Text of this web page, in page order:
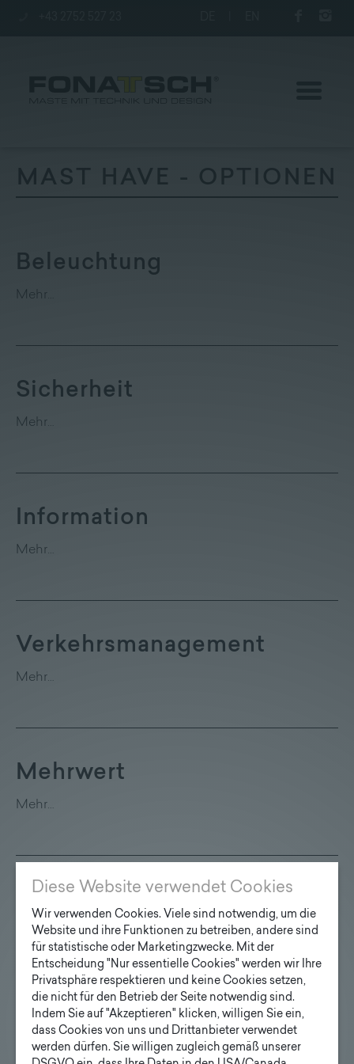
Maste
station
MAST HAVE - OPTIONEN
Beleuchtung
Mehr…
Sicherheit
Mehr…
Information
Mehr…
Verkehrsmanagement
Mehr…
Mehrwert
Mehr…
Mehr…
Autonomes Fahren
Mehr…
Diese Website verwendet Cookies
Wir verwenden Cookies. Viele sind notwendig, um die
Website und ihre Funktionen zu betreiben, andere sind
für statistische oder Marketingzwecke. Mit der
Entscheidung "Nur essentielle Cookies" werden wir Ihre
Privatsphäre respektieren und keine Cookies setzen,
die nicht für den Betrieb der Seite notwendig sind.
Indem Sie auf "Akzeptieren" klicken, willigen Sie ein,
dass Cookies von uns und Drittanbieter verwendet
werden dürfen. Sie willigen zugleich gemäß unserer